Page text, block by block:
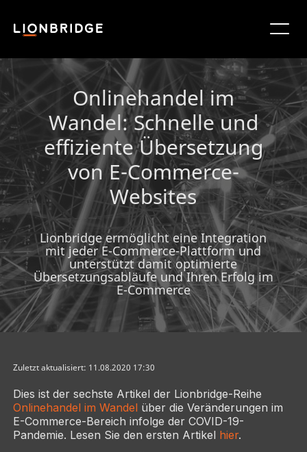
Onlinehandel im
Wandel: Schnelle und
effiziente Übersetzung
von E-Commerce-
Websites
Lionbridge ermöglicht eine Integration
mit jeder E-Commerce-Plattform und
unterstützt damit optimierte
Übersetzungsabläufe und Ihren Erfolg im
E-Commerce
Zuletzt aktualisiert: 11.08.2020 17:30
Dies ist der sechste Artikel der Lionbridge-Reihe
Onlinehandel im Wandel über die Veränderungen im
E-Commerce-Bereich infolge der COVID-19-
Pandemie. Lesen Sie den ersten Artikel hier.